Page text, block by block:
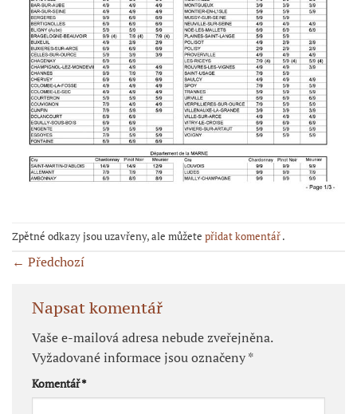
Zpětné odkazy jsou uzavřeny, ale můžete přidat komentář.
← Předchozí
Napsat komentář
Vaše e-mailová adresa nebude zveřejněna.
Vyžadované informace jsou označeny*
Komentář*